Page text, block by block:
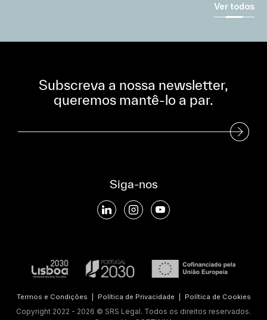
Ver todos
Subscreva a nossa newsletter,
queremos mantê-lo a par.
Subscreva a nossa Newsletter
Siga-nos
Termos e Condições Política de Privacidade Política de Cookies
Copyright 2022 - 2026 © SRS Legal. Todos os direitos reservados.